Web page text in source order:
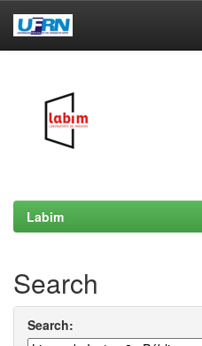
Labim
Search
Search: